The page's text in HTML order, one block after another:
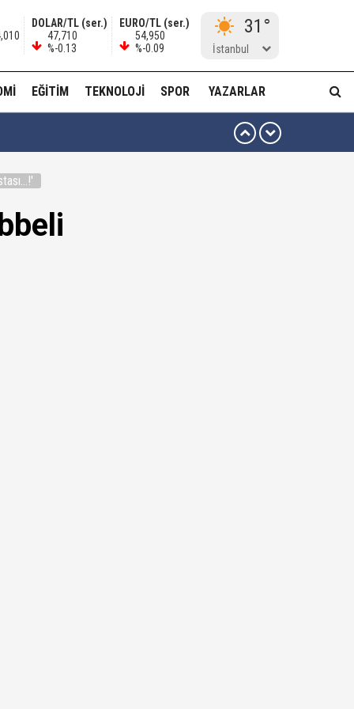
DOLAR/TL (ser.)
47,710
%-0.13
EURO/TL (ser.)
54,950
%-0.09
31°
İstanbul
EĞITIM TEKNOLOJI SPOR YAZARLAR
dikkat çeken hamle!
kabul edildi!
dair açıklama